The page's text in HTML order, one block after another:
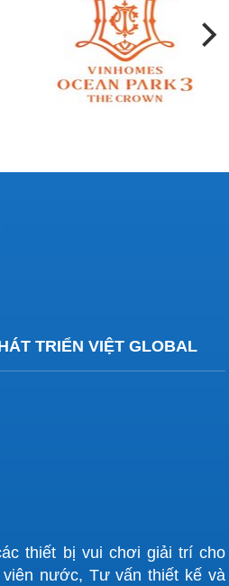
TRIỂN VIỆT GLOBAL
thiết bị vui chơi giải trí cho
nước, Tư vấn thiết kế và